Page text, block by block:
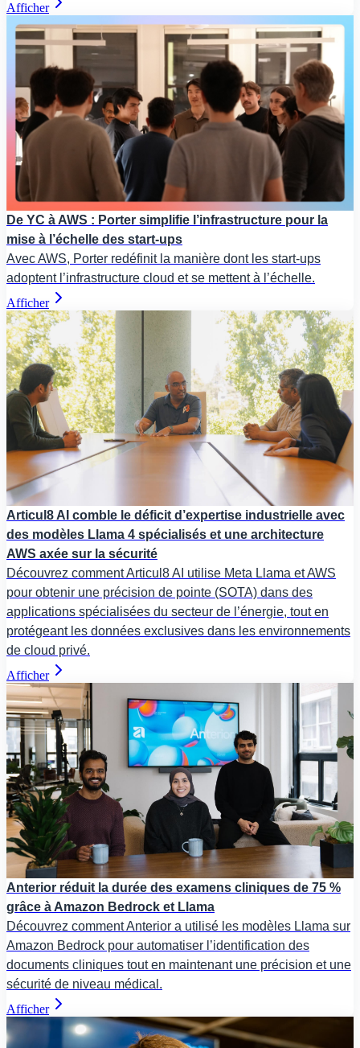
Afficher
De YC à AWS : Porter simplifie l’infrastructure pour la
mise à l’échelle des start-ups
Avec AWS, Porter redéfinit la manière dont les start-ups
adoptent l’infrastructure cloud et se mettent à l’échelle.
Afficher
Articul8 AI comble le déficit d’expertise industrielle avec
des modèles Llama 4 spécialisés et une architecture
AWS axée sur la sécurité
Découvrez comment Articul8 AI utilise Meta Llama et AWS
pour obtenir une précision de pointe (SOTA) dans des
applications spécialisées du secteur de l’énergie, tout en
protégeant les données exclusives dans les environnements
de cloud privé.
Afficher
Anterior réduit la durée des examens cliniques de 75 %
grâce à Amazon Bedrock et Llama
Découvrez comment Anterior a utilisé les modèles Llama sur
Amazon Bedrock pour automatiser l’identification des
documents cliniques tout en maintenant une précision et une
sécurité de niveau médical.
Afficher